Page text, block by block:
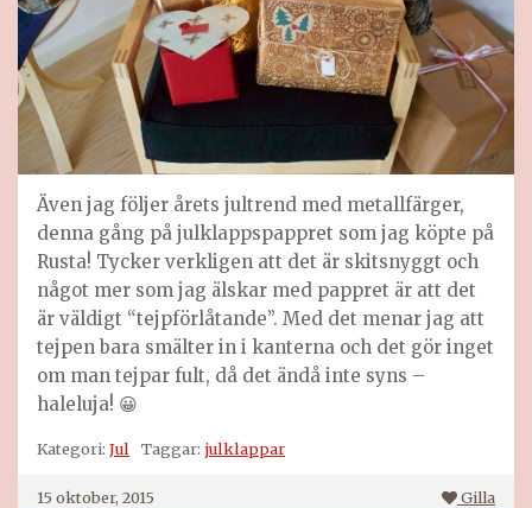
Även jag följer årets jultrend med metallfärger,
denna gång på julklappspappret som jag köpte på
Rusta! Tycker verkligen att det är skitsnyggt och
något mer som jag älskar med pappret är att det
är väldigt “tejpförlåtande”. Med det menar jag att
tejpen bara smälter in i kanterna och det gör inget
om man tejpar fult, då det ändå inte syns –
haleluja! 😀
Kategori: Jul Taggar: julklappar
15 oktober, 2015 Gilla